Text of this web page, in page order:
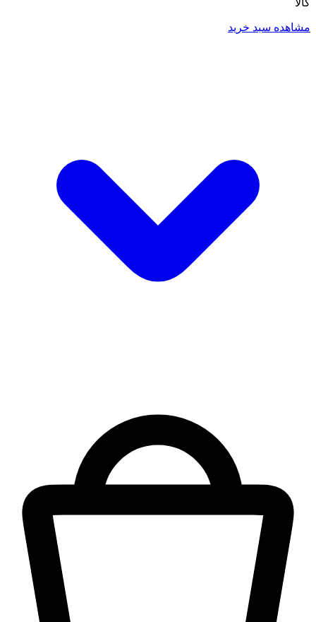
کالا
مشاهده سبد خرید